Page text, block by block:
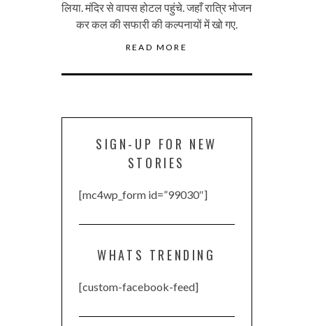
लिया. मंदिर से वापस होटल पहुंचे. जहाँ रात्रि भोजन
कर कल की सफारी की कल्पनायों में खो गए.
READ MORE
SIGN-UP FOR NEW
STORIES
[mc4wp_form id=”99030″]
WHATS TRENDING
[custom-facebook-feed]